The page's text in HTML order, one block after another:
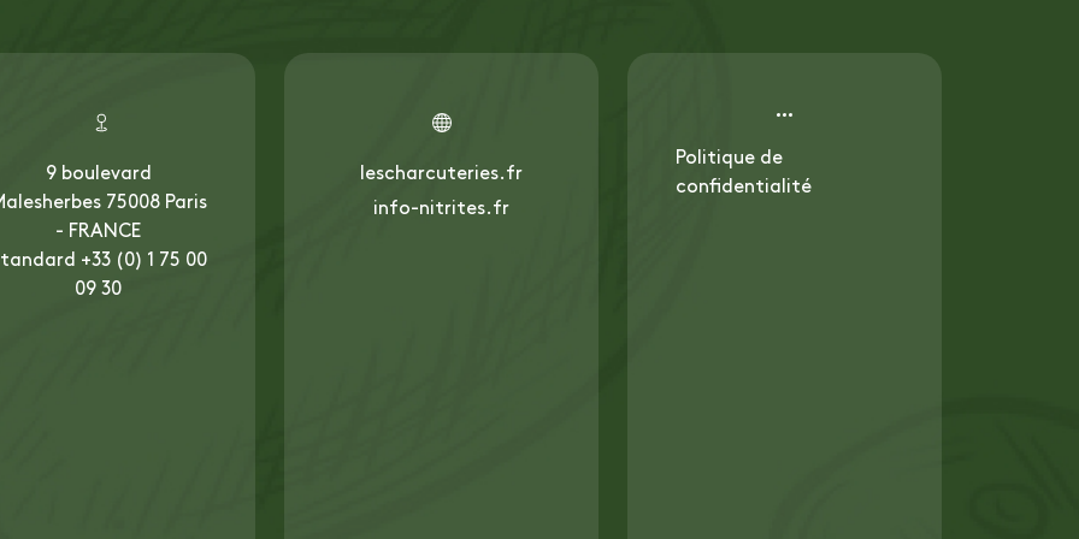
9 boulevard
75008 Paris
- FRANCE
+33 (0) 1 75 00
09 30
lescharcuteries.fr
info-nitrites.fr
Politique de
confidentialité